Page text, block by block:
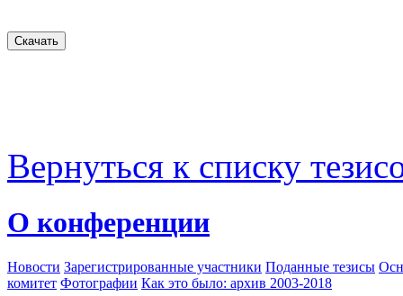
Вернуться к списку
О конференции
Новости Зарегистрированные участники Поданные тезисы
комитет Фотографии Как это было: архив 2003-2018